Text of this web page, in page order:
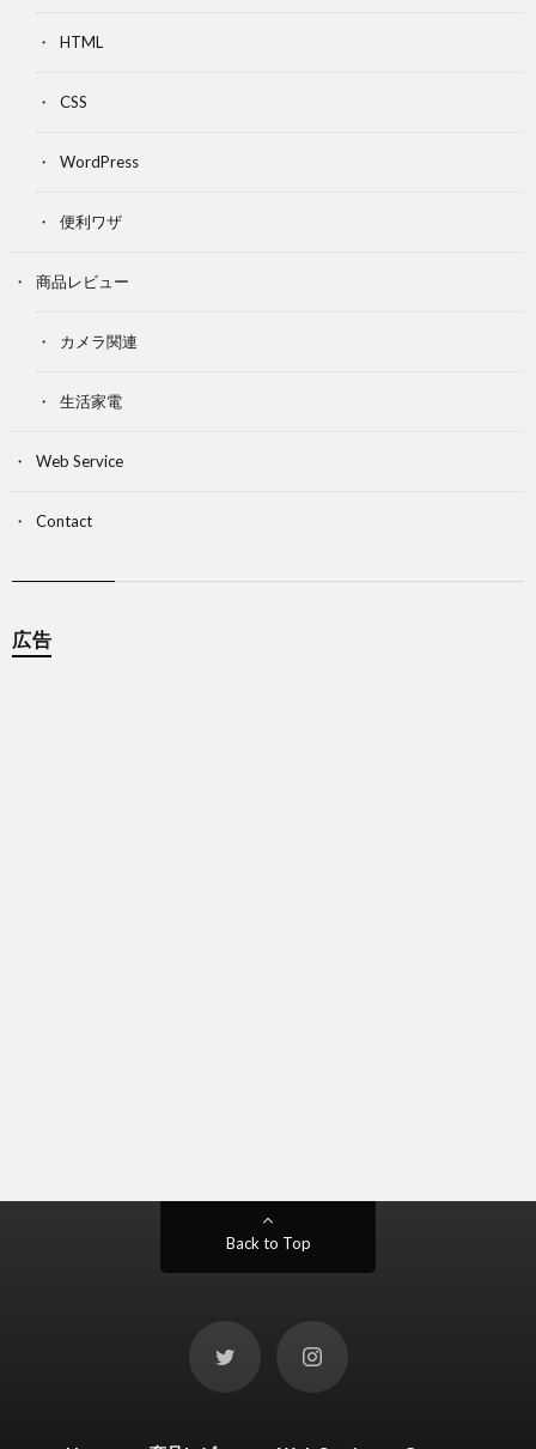
HTML
CSS
WordPress
便利ワザ
商品レビュー
カメラ関連
生活家電
Web Service
Contact
広告
Back to Top